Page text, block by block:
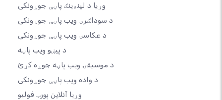
وړیا د لینډینګ پاڼې جوړونکی
د سوداګرۍ ویب پاڼې جوړونکی
د عکاسۍ ویب پاڼې جوړونکی
د پیښو ویب پاڼه
د موسیقۍ ویب پاڼه جوړه کړئ
د واده ویب پاڼې جوړونکی
وړیا آنلاین پورټ فولیو